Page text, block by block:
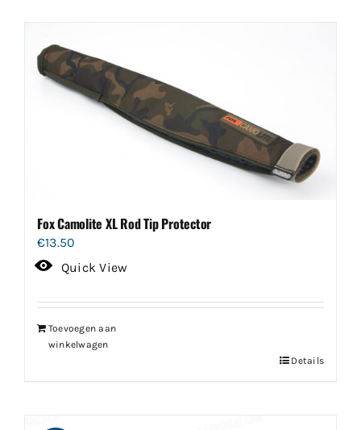
Fox Camolite XL Rod Tip Protector
€13.50
Quick View
Toevoegen aan
winkelwagen
Details